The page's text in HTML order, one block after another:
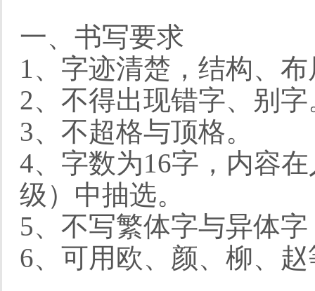
一、书写要求
1、字迹清楚，结构、
2、不得出现错字、别字
3、不超格与顶格。
4、字数为16字，内容
级）中抽选。
5、不写繁体字与异体
6、可用欧、颜、柳、